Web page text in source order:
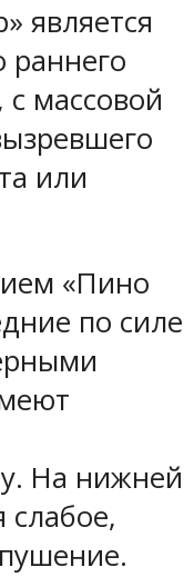
является
раннего
массовой
или
«Пино
по силе
На нижней
слабое,